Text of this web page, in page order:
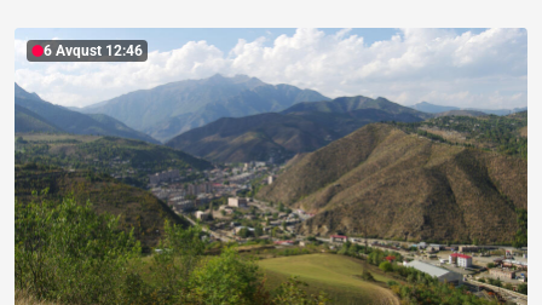
6 Avqust 12:46